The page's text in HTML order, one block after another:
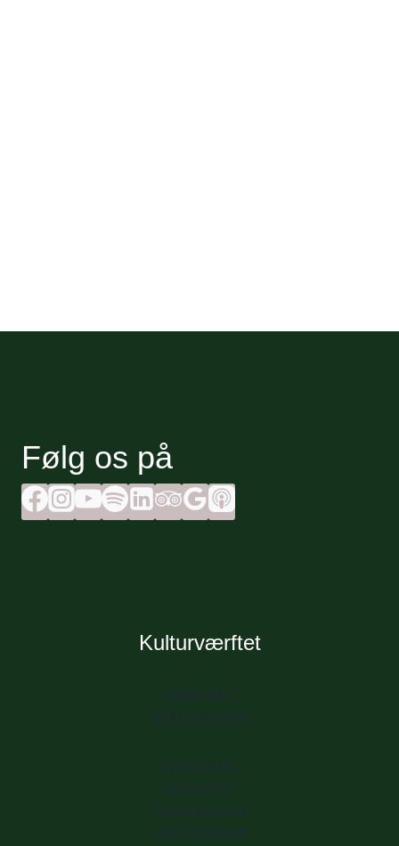
Følg os på
Kulturværftet
Allegade 2
3000 Helsingør
Spisehuset
Biblioteket
Kulturhavnen
Værftsmuseet